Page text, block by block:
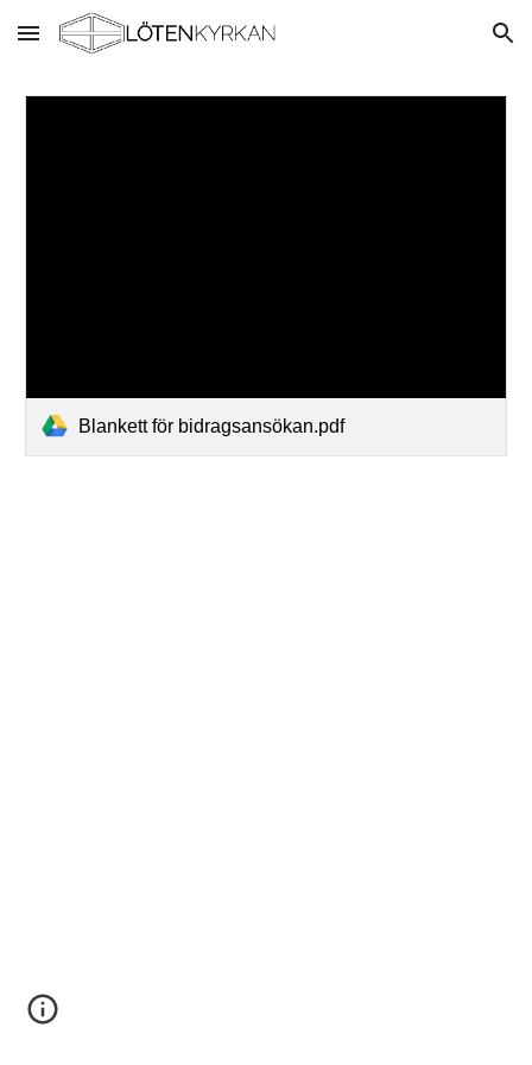
Skip to main content Skip to navigation
Blankett för bidragsansökan.pdf